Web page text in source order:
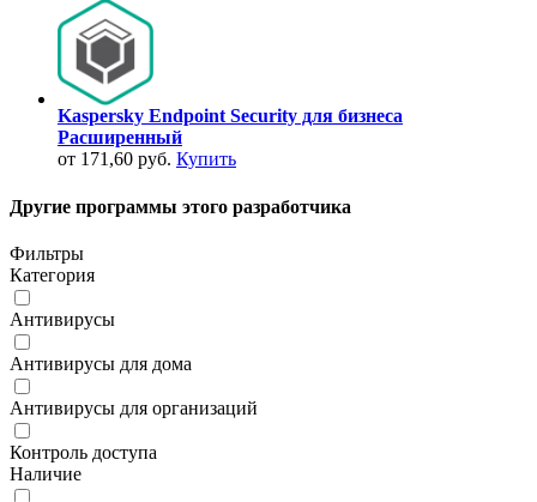
Kaspersky Endpoint Security для бизнеса
Расширенный
от 171,60 руб. Купить
Другие программы этого разработчика
Фильтры
Категория
Антивирусы
Антивирусы для дома
Антивирусы для организаций
Контроль доступа
Наличие